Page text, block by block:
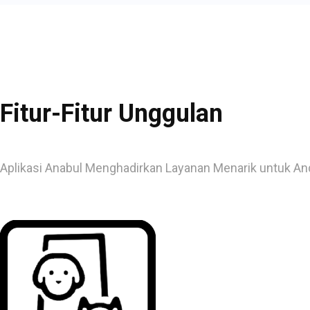
Fitur-Fitur Unggulan
Aplikasi Anabul Menghadirkan Layanan Menarik untuk